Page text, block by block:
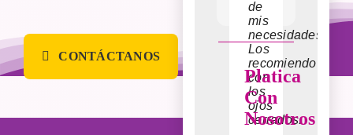
CONTÁCTANOS
de
mis
necesidades.
Los
recomiendo
con
los
ojos
cerrados.
expedientes
médicos.
Dr. Juan
Monjarás
,
Dr. Mario
Sandoval
que
implementan
y
sugieren
dan
resultado
visible
100%
Platica
Con
Nosotros